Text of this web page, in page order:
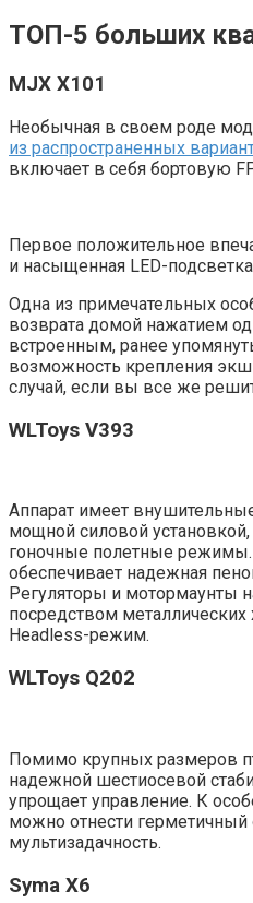
ТОП-5 больших
MJX X101
Необычная в своем роде
из распространенных
включает в себя бортовую
Первое положительное
и насыщенная LED-
Одна из примечательных
возврата домой нажатием
встроенным, ранее
возможность крепления
случай, если вы все же
WLToys V393
Аппарат имеет
мощной силовой
гоночные полетные
обеспечивает надежная
Регуляторы и мотормаунты
посредством металлических
Headless-режим.
WLToys Q202
Помимо крупных размеров
надежной шестиосевой
упрощает управление. К
можно отнести герметичный
мультизадачность.
Syma X6